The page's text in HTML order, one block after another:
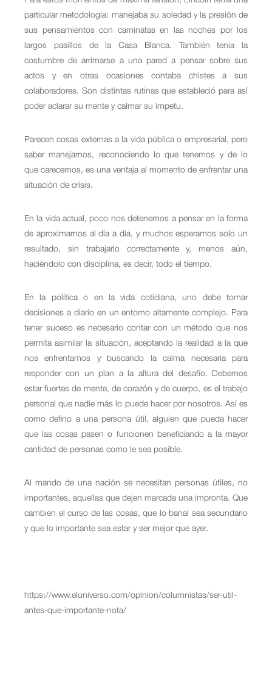
particular metodología: manejaba su soledad y la presión de
sus pensamientos con caminatas en las noches por los
largos pasillos de la Casa Blanca. También tenía la
costumbre de arrimarse a una pared a pensar sobre sus
actos y en otras ocasiones contaba chistes a sus
colaboradores. Son distintas rutinas que estableció para así
poder aclarar su mente y calmar su ímpetu.
Parecen cosas externas a la vida pública o empresarial, pero
saber manejarnos, reconociendo lo que tenemos y de lo
que carecemos, es una ventaja al momento de enfrentar una
situación de crisis.
En la vida actual, poco nos detenemos a pensar en la forma
de aproximarnos al día a día, y muchos esperamos solo un
resultado, sin trabajarlo correctamente y, menos aún,
haciéndolo con disciplina, es decir, todo el tiempo.
En la política o en la vida cotidiana, uno debe tomar
decisiones a diario en un entorno altamente complejo. Para
tener suceso es necesario contar con un método que nos
permita asimilar la situación, aceptando la realidad a la que
nos enfrentamos y buscando la calma necesaria para
responder con un plan a la altura del desafío. Debemos
estar fuertes de mente, de corazón y de cuerpo, es el trabajo
personal que nadie más lo puede hacer por nosotros. Así es
como defino a una persona útil, alguien que pueda hacer
que las cosas pasen o funcionen beneficiando a la mayor
cantidad de personas como le sea posible.
Al mando de una nación se necesitan personas útiles, no
importantes, aquellas que dejen marcada una impronta. Que
cambien el curso de las cosas, que lo banal sea secundario
y que lo importante sea estar y ser mejor que ayer.
https://www.eluniverso.com/opinion/columnistas/ser-util-
antes-que-importante-nota/